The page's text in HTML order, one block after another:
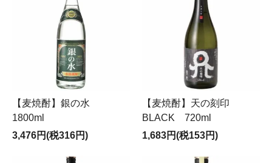
【麦焼酎】銀の水
1800ml
3,476円(税316円)
【麦焼酎】天の刻印
BLACK 720ml
1,683円(税153円)